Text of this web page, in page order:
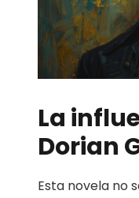
La
Dorian
Esta novela no